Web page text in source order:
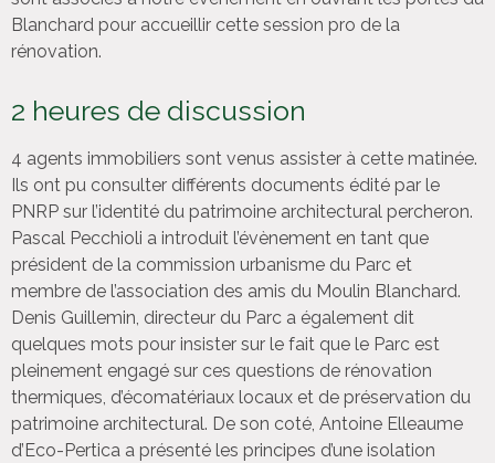
Blanchard pour accueillir cette session pro de la
rénovation.
2 heures de discussion
4 agents immobiliers sont venus assister à cette matinée.
Ils ont pu consulter différents documents édité par le
PNRP sur l’identité du patrimoine architectural percheron.
Pascal Pecchioli a introduit l’évènement en tant que
président de la commission urbanisme du Parc et
membre de l’association des amis du Moulin Blanchard.
Denis Guillemin, directeur du Parc a également dit
quelques mots pour insister sur le fait que le Parc est
pleinement engagé sur ces questions de rénovation
thermiques, d’écomatériaux locaux et de préservation du
patrimoine architectural. De son coté, Antoine Elleaume
d’Eco-Pertica a présenté les principes d’une isolation